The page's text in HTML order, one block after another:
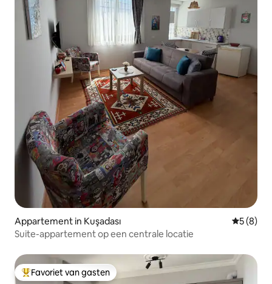
Appartement in Kuşadası
5 (8)
Suite-appartement op een centrale locatie
Topfavoriet van gasten
Favoriet van gasten